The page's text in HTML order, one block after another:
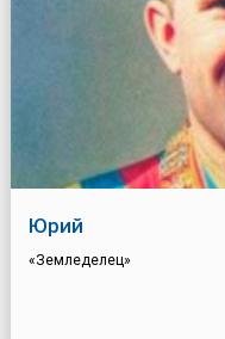
Юрий
«Земледелец»